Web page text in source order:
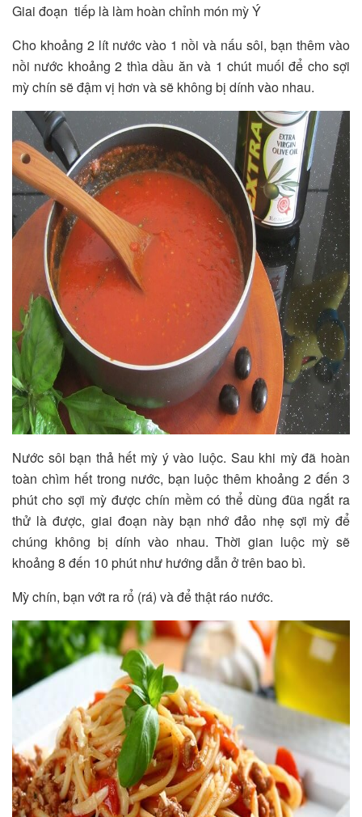
Giai đoạn tiếp là làm hoàn chỉnh món mỳ Ý
Cho khoảng 2 lít nước vào 1 nồi và nấu sôi, bạn thêm vào
nồi nước khoảng 2 thìa dầu ăn và 1 chút muối để cho sợi
mỳ chín sẽ đậm vị hơn và sẽ không bị dính vào nhau.
Nước sôi bạn thả hết mỳ ý vào luộc. Sau khi mỳ đã hoàn
toàn chìm hết trong nước, bạn luộc thêm khoảng 2 đến 3
phút cho sợi mỳ được chín mềm có thể dùng đũa ngắt ra
thử là được, giai đoạn này bạn nhớ đảo nhẹ sợi mỳ để
chúng không bị dính vào nhau. Thời gian luộc mỳ sẽ
khoảng 8 đến 10 phút như hướng dẫn ở trên bao bì.
Mỳ chín, bạn vớt ra rổ (rá) và để thật ráo nước.